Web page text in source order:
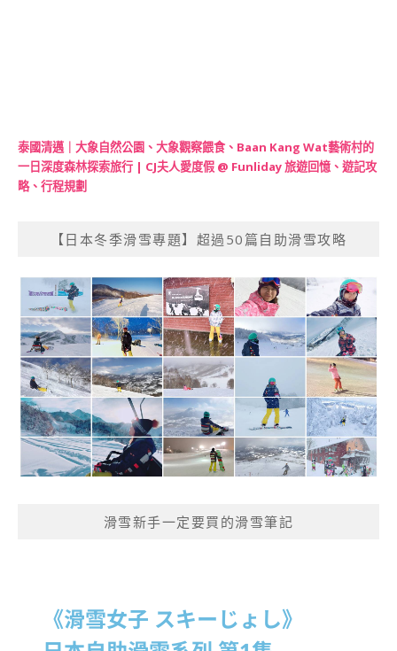
泰國清邁｜大象自然公園、大象觀察餵食、Baan Kang Wat藝術村的
一日深度森林探索旅行 | CJ夫人愛度假 @ Funliday 旅遊回憶、遊記攻
略、行程規劃
【日本冬季滑雪專題】超過50篇自助滑雪攻略
滑雪新手一定要買的滑雪筆記